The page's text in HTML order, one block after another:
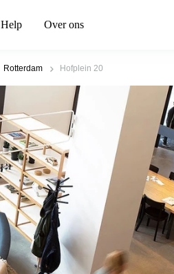
Help Over ons
Rotterdam Hofplein 20